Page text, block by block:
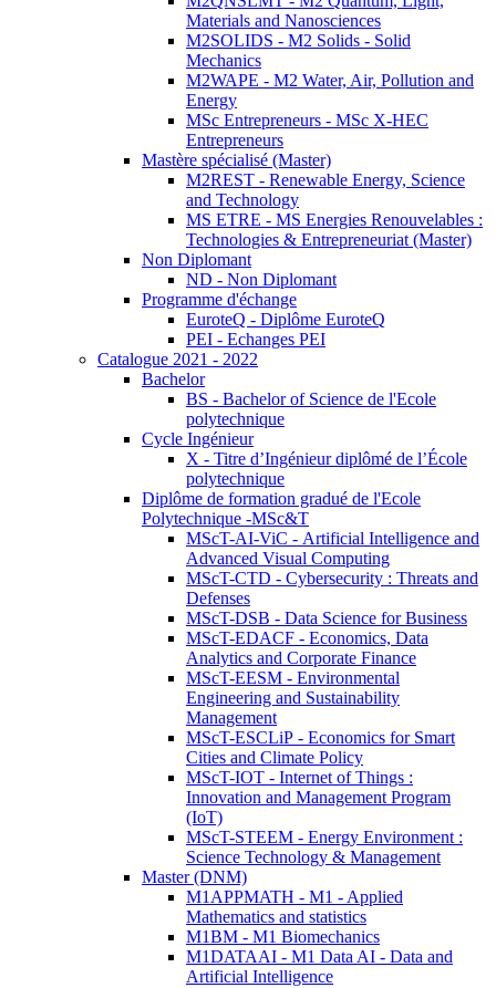
Materials and Nanosciences
M2SOLIDS - M2 Solids - Solid
Mechanics
M2WAPE - M2 Water, Air, Pollution and
Energy
MSc Entrepreneurs - MSc X-HEC
Entrepreneurs
Mastère spécialisé (Master)
M2REST - Renewable Energy, Science
and Technology
MS ETRE - MS Energies Renouvelables :
Technologies & Entrepreneuriat (Master)
Non Diplomant
ND - Non Diplomant
Programme d'échange
EuroteQ - Diplôme EuroteQ
PEI - Echanges PEI
Catalogue 2021 - 2022
Bachelor
BS - Bachelor of Science de l'Ecole
polytechnique
Cycle Ingénieur
X - Titre d’Ingénieur diplômé de l’École
polytechnique
Diplôme de formation gradué de l'Ecole
Polytechnique -MSc&T
MScT-AI-ViC - Artificial Intelligence and
Advanced Visual Computing
MScT-CTD - Cybersecurity : Threats and
Defenses
MScT-DSB - Data Science for Business
MScT-EDACF - Economics, Data
Analytics and Corporate Finance
MScT-EESM - Environmental
Engineering and Sustainability
Management
MScT-ESCLiP - Economics for Smart
Cities and Climate Policy
MScT-IOT - Internet of Things :
Innovation and Management Program
(IoT)
MScT-STEEM - Energy Environment :
Science Technology & Management
Master (DNM)
M1APPMATH - M1 - Applied
Mathematics and statistics
M1BM - M1 Biomechanics
M1DATAAI - M1 Data AI - Data and
Artificial Intelligence